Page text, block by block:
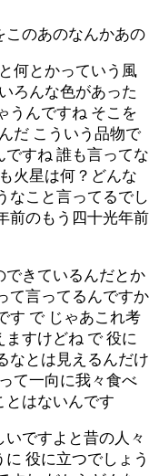
このあのなんかあの
何とかっていう風
ろんな色があった
うんですね そこを
だ こういう品物で
すね 誰も言ってな
火星は何？どんな
なこと言ってるでし
前のもう四十光年前
できているんだとか
て言ってるんですか
す で じゃあこれ考
ますけどね で 役に
なとは見えるんだけ
て一向に我々食べ
とはないんです
ですよと昔の人々
役に立つでしょう